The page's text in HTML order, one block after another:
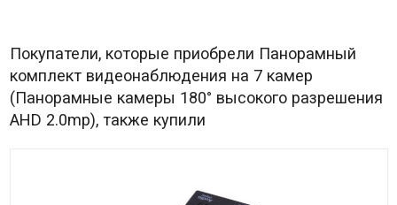
Покупатели, которые приобрели Панорамный
комплект видеонаблюдения на 7 камер
(Панорамные камеры 180° высокого разрешения
AHD 2.0mp), также купили